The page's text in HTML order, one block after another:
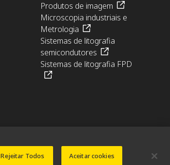
Produtos de imagem
Microscopia industriais e
Metrologia
Sistemas de litografia
semicondutores
Sistemas de litografia FPD
Rejeitar Todos Aceitar cookies